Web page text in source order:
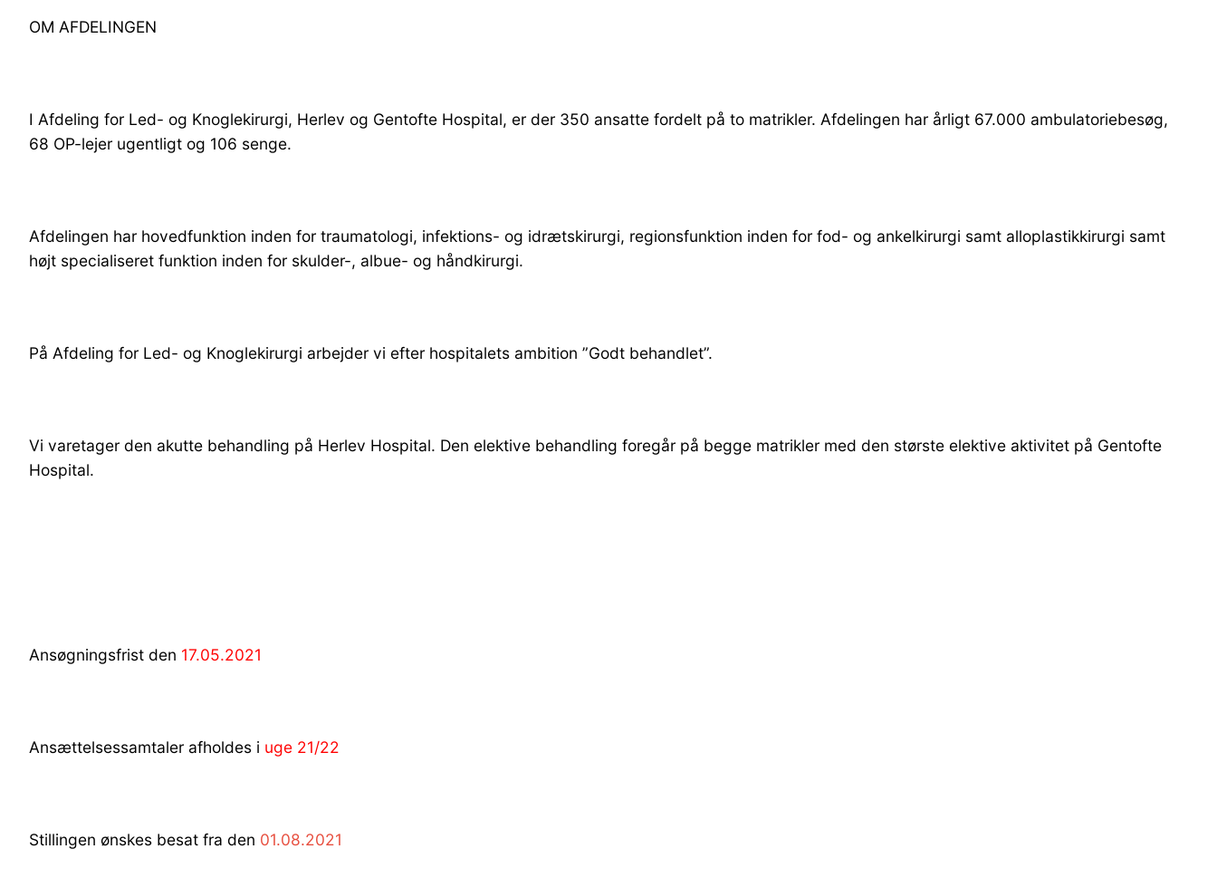
OM AFDELINGEN
I Afdeling for Led- og Knoglekirurgi, Herlev og Gentofte Hospital, er der 350 ansatte fordelt på to matrikler. Afdelingen har årligt 67.000 ambulatoriebesøg,
68 OP-lejer ugentligt og 106 senge.
Afdelingen har hovedfunktion inden for traumatologi, infektions- og idrætskirurgi, regionsfunktion inden for fod- og ankelkirurgi samt alloplastikkirurgi samt
højt specialiseret funktion inden for skulder-, albue- og håndkirurgi.
På Afdeling for Led- og Knoglekirurgi arbejder vi efter hospitalets ambition ”Godt behandlet”.
Vi varetager den akutte behandling på Herlev Hospital. Den elektive behandling foregår på begge matrikler med den største elektive aktivitet på Gentofte
Hospital.
Ansøgningsfrist den 17.05.2021
Ansættelsessamtaler afholdes i uge 21/22
Stillingen ønskes besat fra den 01.08.2021